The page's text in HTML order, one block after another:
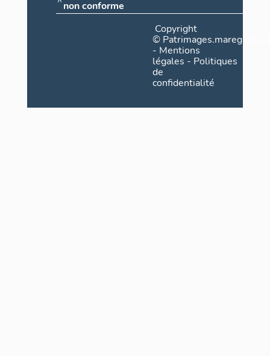
non conforme
Copyright
©
- Mentions
légales - Politiques
de
confidentialité